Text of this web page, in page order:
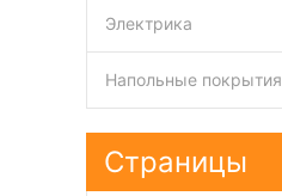
Электрика
Напольные покрытия
Страницы